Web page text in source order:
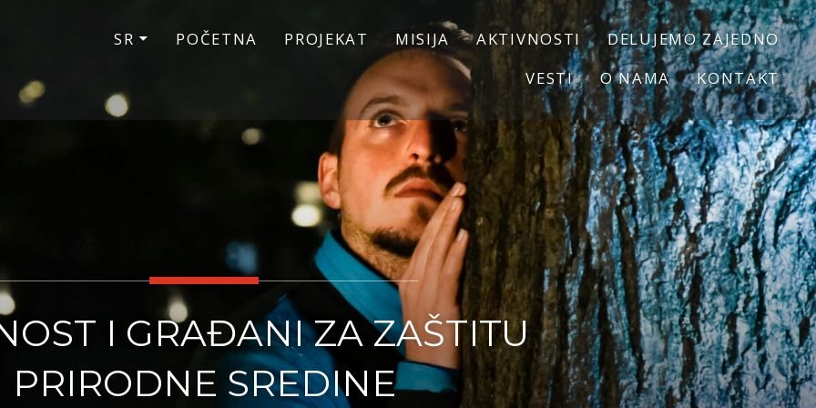
SR POČETNA PROJEKAT MISIJA AKTIVNOSTI
DELUJEMO ZAJEDNO
VESTI
O NAMA KONTAKT
I GRAĐANI ZA ZAŠTITU
PRIRODNE SREDINE